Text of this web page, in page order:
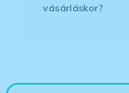
vásárláskor?